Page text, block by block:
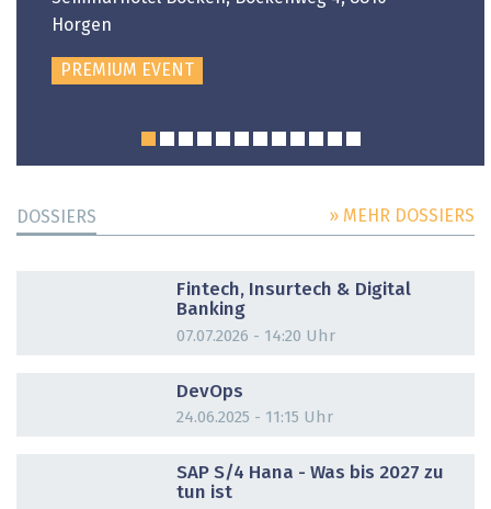
Horgen
PREMIUM EVENT
DOSSIERS » MEHR DOSSIERS
Fintech, Insurtech & Digital
Banking
07.07.2026 - 14:20 Uhr
DevOps
24.06.2025 - 11:15 Uhr
SAP S/4 Hana - Was bis 2027 zu
tun ist